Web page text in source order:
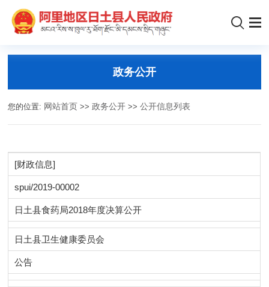
政务公开
您的位置: 网站首页 >>政务公开 >>公开信息列表
[财政信息]
spui/2019-00002
日土县食药局2018年度决算公开
日土县卫生健康委员会
公告